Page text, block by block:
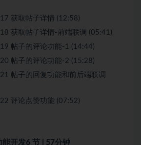
获取帖子详情 (12:58)
获取帖子详情-前端联调 (05:41)
帖子的评论功能-1 (14:44)
帖子的评论功能-2 (15:28)
帖子的回复功能和前后端联调
评论点赞功能 (07:52)
能开发6 节 | 57分钟